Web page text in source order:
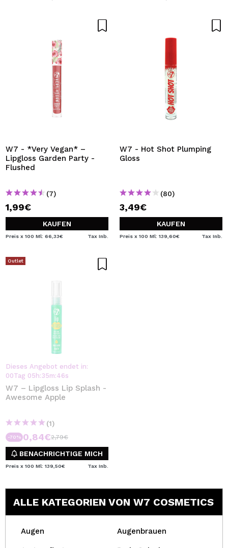
W7 - *Very Vegan* –
Lipgloss Garden Party -
Flushed
(7)
1,99€
KAUFEN
Preis x 100 Ml: 66,33€ Tax Inb.
W7 - Hot Shot Plumping
Gloss
(80)
3,49€
KAUFEN
Preis x 100 Ml: 139,60€ Tax Inb.
Outlet
Dieses Angebot endet in:
00Tag 05 h:35m:46s
W7 – Lipgloss Lip Splash -
Awesome Apple
(1)
-70% 0,84€2,79€
BENACHRICHTIGE MICH
Preis x 100 Ml: 139,50€ Tax Inb.
ALLE KATEGORIEN VON W7 COSMETICS
Augen Augenbrauen